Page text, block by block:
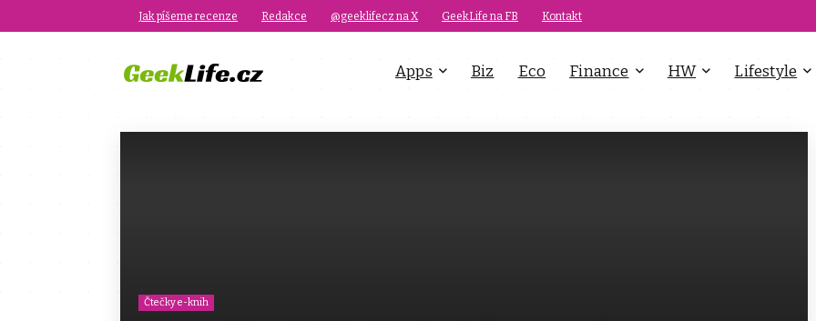
Jak píšeme recenze Redakce @geeklifecz na X GeekLife na FB Kontakt
Apps Biz Eco Finance HW Lifestyle
Čtečky e-knih